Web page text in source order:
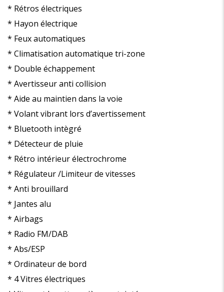
* Rétros électriques
* Hayon électrique
* Feux automatiques
* Climatisation automatique tri-zone
* Double échappement
* Avertisseur anti collision
* Aide au maintien dans la voie
* Volant vibrant lors d’avertissement
* Bluetooth intègré
* Détecteur de pluie
* Rétro intérieur électrochrome
* Régulateur /Limiteur de vitesses
* Anti brouillard
* Jantes alu
* Airbags
* Radio FM/DAB
* Abs/ESP
* Ordinateur de bord
* 4 Vitres électriques